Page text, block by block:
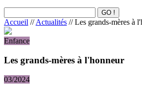
Accueil //Actualités // Les grands-mères à
Enfance
Les grands-mères à l'honneur
03/2024